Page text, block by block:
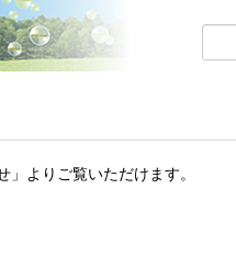
よりご覧いただけます。